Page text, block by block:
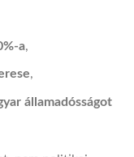
a,
,
államadósságot